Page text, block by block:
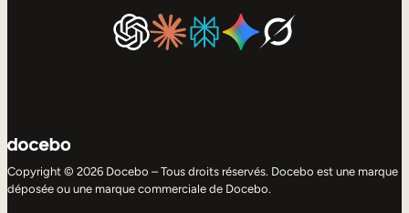
Copyright © 2026 Docebo – Tous droits réservés. Docebo est une marque
déposée ou une marque commerciale de Docebo.